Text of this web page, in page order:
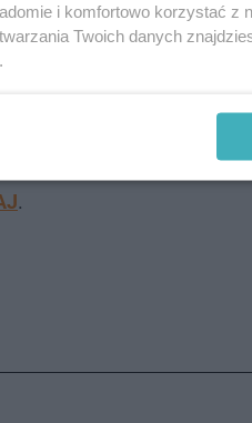
zabrane w…
leczenie zaniedbanych
się liczyć z kosztami
.
i komfortowo korzystać z
Twoich danych